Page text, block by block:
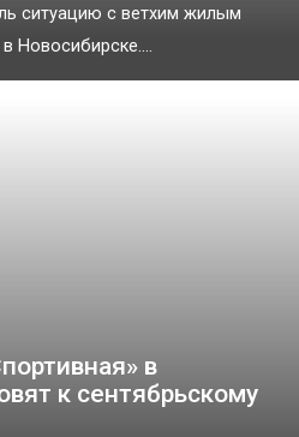
ситуацию с ветхим жилым
Новосибирске....
в
к сентябрьскому